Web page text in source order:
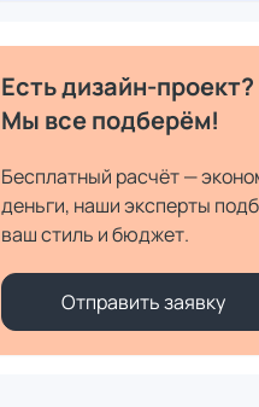
Есть дизайн-проект?
Мы все подберём!
Бесплатный расчёт —
деньги, наши эксперты
ваш стиль и бюджет.
Отправить заявку